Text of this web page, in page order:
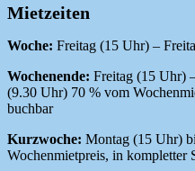
Mietzeiten
Woche: Freitag (15 Uhr) –
Wochenende: Freitag (15 Uhr)
(9.30 Uhr) 70 % vom
buchbar
Kurzwoche: Montag (15 Uhr)
Wochenmietpreis, in kompletter